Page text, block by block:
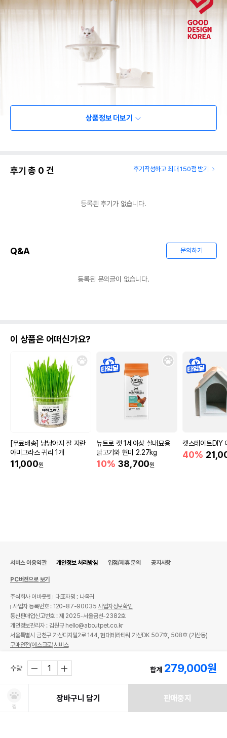
상품정보 더보기
후기 총 0 건 후기작성하고 최대 150점 받기
등록된 후기가 없습니다.
Q&A 문의하기
등록된 문의글이 없습니다.
이 상품은 어떠신가요?
[무료배송] 냥냥아지 잘 자란
야미그라스 귀리 1개
11,000원
뉴트로 캣 1세이상 실내묘용
닭고기와 현미 2.27kg
10% 38,700원
캣스테이트DIY
40%
수량 합계 279,000원
찜
장바구니 담기 판매중지
서비스 이용약관 개인정보 처리방침 입점/제휴 문의 공지사항
PC버전으로 보기
주식회사 어바웃펫
대표자명 : 나옥귀
사업자 등록번호 : 120-87-90035사업자정보확인
통신판매업신고번호 : 제 2025-서울금천-2382호
개인정보관리자 : 김원규 hello@aboutpet.co.kr
서울특별시 금천구 가산디지털2로 144, 현대테라타워 가산DK 507호, 508호 (가산동)
구매안전(에스크로)서비스